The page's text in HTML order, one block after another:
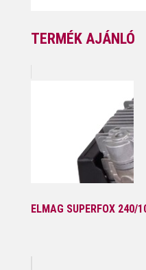
TERMÉK AJÁNLÓ
ELMAG SUPERFOX 240/